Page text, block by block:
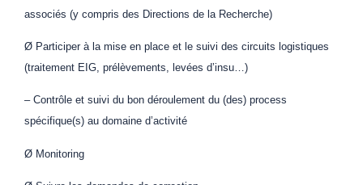
associés (y compris des Directions de la Recherche)
Ø Participer à la mise en place et le suivi des circuits logistiques
(traitement EIG, prélèvements, levées d’insu…)
– Contrôle et suivi du bon déroulement du (des) process
spécifique(s) au domaine d’activité
Ø Monitoring